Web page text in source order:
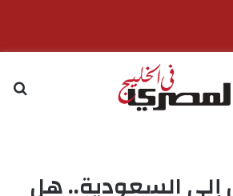
إلى السعودية.. هل